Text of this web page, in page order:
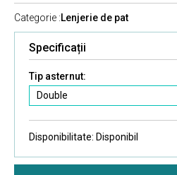
Categorie :Lenjerie de pat
Specificații
Tip asternut:
Double
Disponibilitate: Disponibil